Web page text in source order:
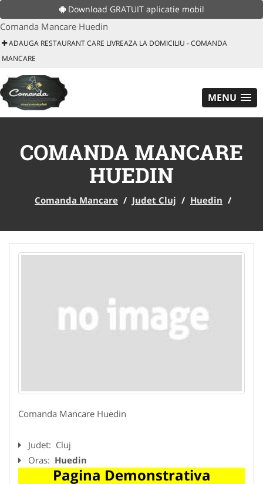
Download GRATUIT aplicatie mobil
Comanda Mancare Huedin
ADAUGA RESTAURANT CARE LIVREAZA LA DOMICILIU - COMANDA
MANCARE
MENU
COMANDA MANCARE
HUEDIN
Comanda Mancare / Judet Cluj / Huedin /
Comanda Mancare Huedin
Judet: Cluj
Oras: Huedin
Pagina Demonstrativa